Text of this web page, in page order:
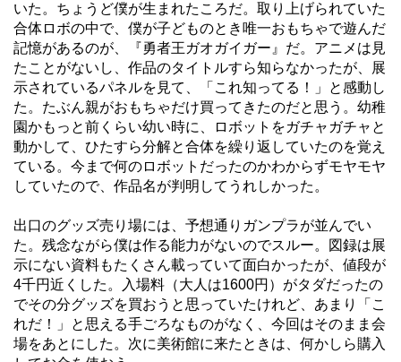
いた。ちょうど僕が生まれたころだ。取り上げられていた
合体ロボの中で、僕が子どものとき唯一おもちゃで遊んだ
記憶があるのが、『勇者王ガオガイガー』だ。アニメは見
たことがないし、作品のタイトルすら知らなかったが、展
示されているパネルを見て、「これ知ってる！」と感動し
た。たぶん親がおもちゃだけ買ってきたのだと思う。幼稚
園かもっと前くらい幼い時に、ロボットをガチャガチャと
動かして、ひたすら分解と合体を繰り返していたのを覚え
ている。今まで何のロボットだったのかわからずモヤモヤ
していたので、作品名が判明してうれしかった。
出口のグッズ売り場には、予想通りガンプラが並んでい
た。残念ながら僕は作る能力がないのでスルー。図録は展
示にない資料もたくさん載っていて面白かったが、値段が
4千円近くした。入場料（大人は1600円）がタダだったの
でその分グッズを買おうと思っていたけれど、あまり「こ
れだ！」と思える手ごろなものがなく、今回はそのまま会
場をあとにした。次に美術館に来たときは、何かしら購入